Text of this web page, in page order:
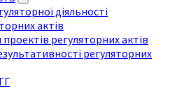
діяльності
актів
регуляторних актів
регуляторних